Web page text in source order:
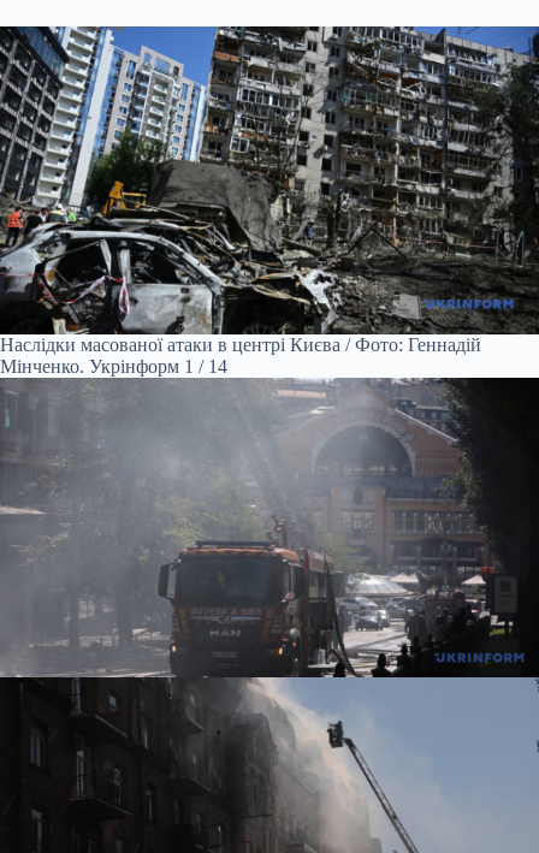
Наслідки масованої атаки в центрі Києва / Фото: Геннадій
Мінченко. Укрінформ 1 / 14